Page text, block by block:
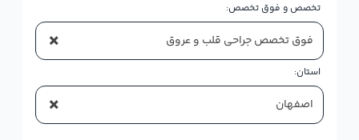
تخصص و فوق تخصص:
× فوق تخصص جراحی قلب و عروق
استان:
× اصفهان